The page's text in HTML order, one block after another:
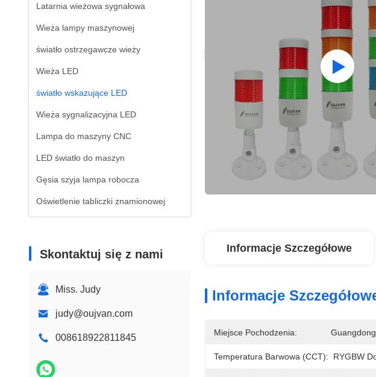
Latarnia wieżowa sygnałowa
Wieża lampy maszynowej
światło ostrzegawcze wieży
Wieża LED
światło wskazujące LED
Wieża sygnalizacyjna LED
Lampa do maszyny CNC
LED światło do maszyn
Gęsia szyja lampa robocza
Oświetlenie tabliczki znamionowej
Skontaktuj się z nami
Miss. Judy
judy@oujvan.com
008618922811845
Informacje Szczegółowe
Informacje
Miejsce Pochodzenia:
Temperatura Barwowa (CCT): RYGBW